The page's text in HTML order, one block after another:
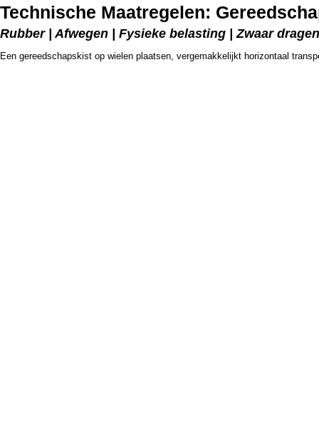
Technische Maatregelen:
Rubber | Afwegen | Fysieke belasting | Zwaar dragen
Een gereedschapskist op wielen plaatsen, vergemakkelijkt horizontaal